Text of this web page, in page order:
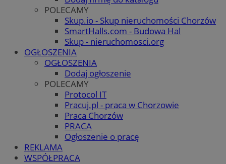
POLECAMY
Skup.io - Skup nieruchomości Chorzów
SmartHalls.com - Budowa Hal
Skup - nieruchomosci.org
OGŁOSZENIA
OGŁOSZENIA
Dodaj ogłoszenie
POLECAMY
Protocol IT
Pracuj.pl - praca w Chorzowie
Praca Chorzów
PRACA
Ogłoszenie o pracę
REKLAMA
WSPÓŁPRACA